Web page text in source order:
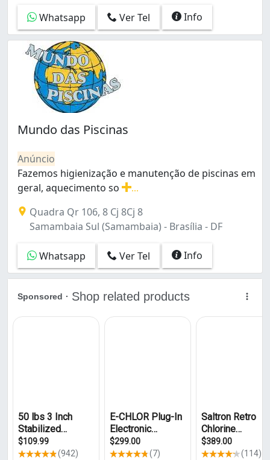
Whatsapp Ver Tel Info
Mundo das Piscinas
Anúncio
Fazemos higienização e manutenção de piscinas em
geral, aquecimento so
Quadra Qr 106, 8 Cj 8Cj 8
Samambaia Sul (Samambaia) - Brasília - DF
Whatsapp Ver Tel Info